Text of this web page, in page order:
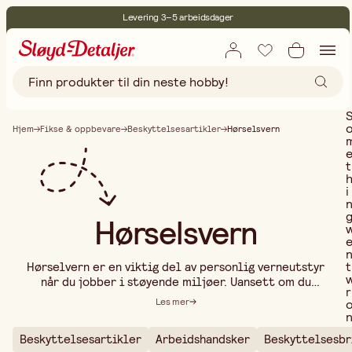
Levering 3–5 arbeidsdager
Fri frakt ved kjøp over 499:-
Hjem Fikse & oppbevare Beskyttelsesartikler Hørselsvern
Hørselsvern
Hørselvern er en viktig del av personlig verneutstyr
når du jobber i støyende miljøer. Uansett om du
jobber med maskiner, snekring, byggeprosjekter
hørselsskader og skape et mer behagelig
Les mer
Beskyttelsesartikler Arbeidshandsker
e
t
h
i
n
g
e
n
t
r
n
..